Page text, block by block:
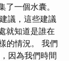
一個水囊。
議，這些建議
就知道是誰在
的情況。 我們
因為我們時間